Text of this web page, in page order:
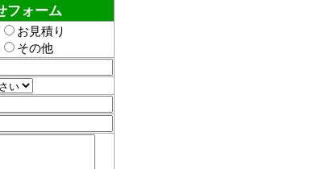
フォーム
お見積り
その他